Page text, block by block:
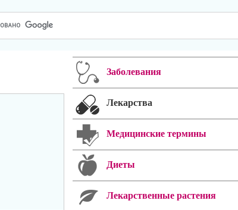
Заболевания
Лекарства
Медицинские термины
Диеты
Лекарственные растения